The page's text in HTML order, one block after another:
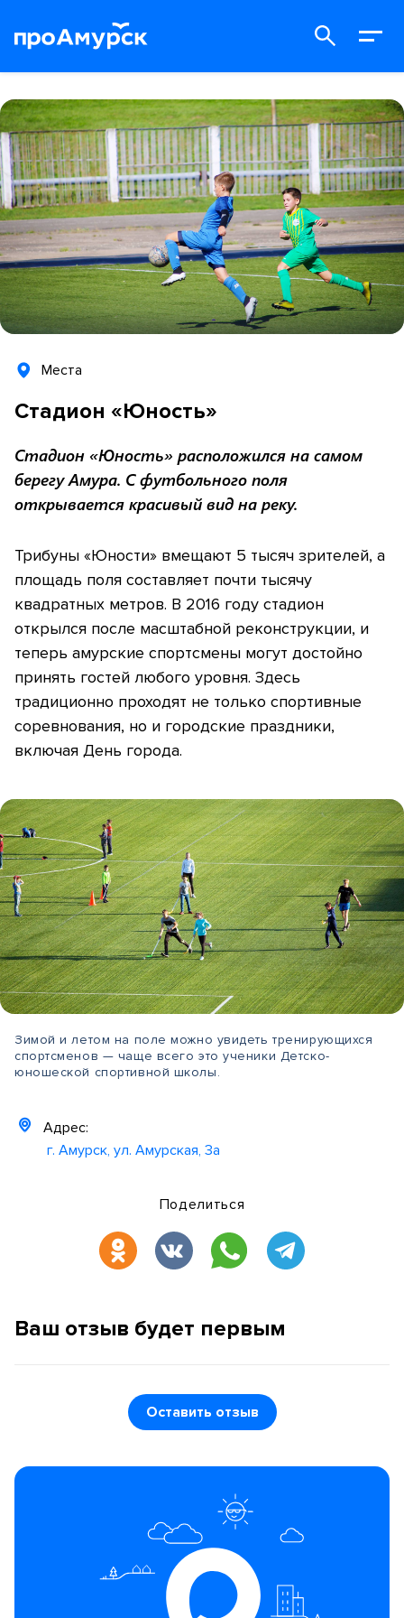
Места
Стадион «Юность»
Стадион «Юность» расположился на самом
берегу Амура. С футбольного поля
открывается красивый вид на реку.
​Трибуны «Юности» вмещают 5 тысяч зрителей, а
площадь поля составляет почти тысячу
квадратных метров. В 2016 году стадион
открылся после масштабной реконструкции, и
теперь амурские спортсмены могут достойно
принять гостей любого уровня. Здесь
традиционно проходят не только спортивные
соревнования, но и городские праздники,
включая День города.
Зимой и летом на поле можно увидеть тренирующихся
спортсменов — чаще всего это ученики Детско-
юношеской спортивной школы.
Адрес:
г. Амурск, ул. Амурская, 3а
Поделиться
Ваш отзыв будет первым
Оставить отзыв